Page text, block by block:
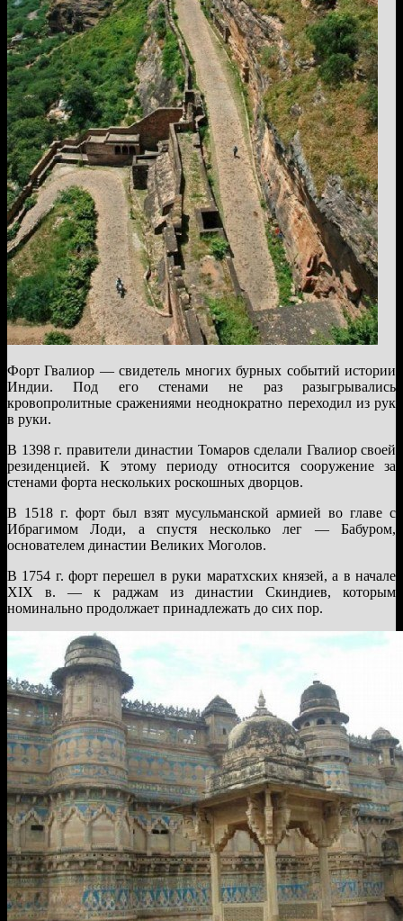
Форт Гвалиор — свидетель многих бурных событий истории
Индии. Под его стенами не раз разыгрывались
кровопролитные сражениями неоднократно переходил из рук
в руки.
В 1398 г. правители династии Томаров сделали Гвалиор своей
резиденцией. К этому периоду относится сооружение за
стенами форта нескольких роскошных дворцов.
В 1518 г. форт был взят мусульманской армией во главе с
Ибрагимом Лоди, а спустя несколько лег — Бабуром,
основателем династии Великих Моголов.
В 1754 г. форт перешел в руки маратхских князей, а в начале
XIX в. — к раджам из династии Скиндиев, которым
номинально продолжает принадлежать до сих пор.